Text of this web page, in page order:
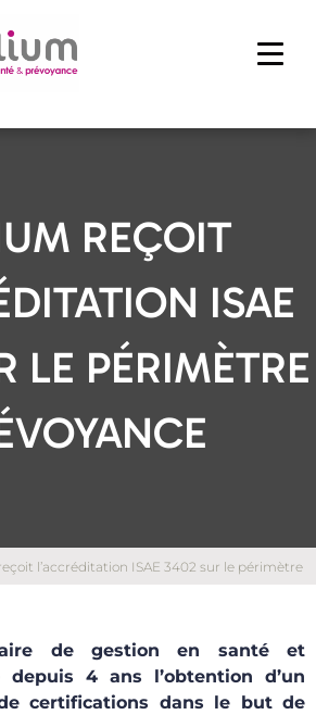
REÇOIT
ISAE
LE PÉRIMÈTRE
l’accréditation ISAE 3402 sur le périmètre
de gestion en santé et
depuis 4 ans l’obtention d’un
certifications dans le but de